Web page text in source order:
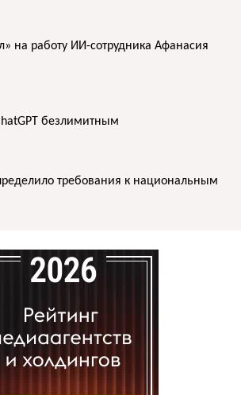
на работу ИИ-сотрудника Афанасия
безлимитным
требования к национальным